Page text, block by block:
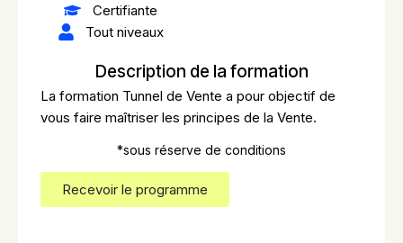
Certifiante
Tout niveaux
Description de la formation
La formation Tunnel de Vente a pour objectif de
vous faire maîtriser les principes de la Vente.
*sous réserve de conditions
Recevoir le programme